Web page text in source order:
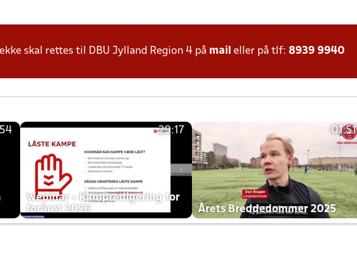
skal rettes til DBU Jylland Region 4 på mail eller på tlf: 8939 9940
29:17
Webinar - Kampredigering for
foråret 2026
01:51
Årets Breddedommer 2025